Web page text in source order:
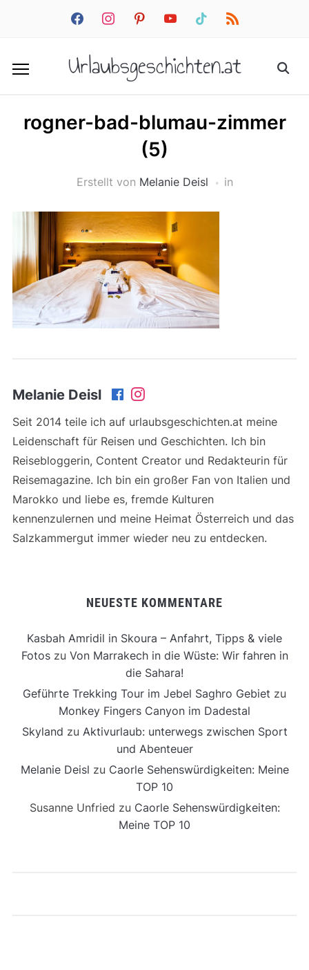
facebookinstagrampinterestyoutube tiktok rss
Urlaubsgeschichten.at
rogner-bad-blumau-zimmer
(5)
Erstellt von Melanie Deisl in
Melanie Deisl
Seit 2014 teile ich auf urlaubsgeschichten.at meine
Leidenschaft für Reisen und Geschichten. Ich bin
Reisebloggerin, Content Creator und Redakteurin für
Reisemagazine. Ich bin ein großer Fan von Italien und
Marokko und liebe es, fremde Kulturen
kennenzulernen und meine Heimat Österreich und das
Salzkammergut immer wieder neu zu entdecken.
NEUESTE KOMMENTARE
Kasbah Amridil in Skoura – Anfahrt, Tipps & viele
Fotoszu Von Marrakech in die Wüste: Wir fahren in
die Sahara!
Geführte Trekking Tour im Jebel Saghro Gebiet zu
Monkey Fingers Canyon im Dadestal
Skyland zu Aktivurlaub: unterwegs zwischen Sport
und Abenteuer
Melanie Deisl zu Caorle Sehenswürdigkeiten: Meine
TOP 10
Susanne Unfried zu Caorle Sehenswürdigkeiten:
Meine TOP 10